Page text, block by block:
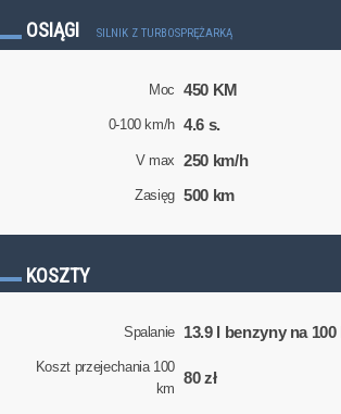
OSIĄGI SILNIK Z TURBOSPRĘŻARKĄ
Moc 450 KM
0-100 km/h 4.6 s.
V max 250 km/h
Zasięg 500 km
KOSZTY
Spalanie 13.9 l benzyny na 100
Koszt przejechania 100
km
80 zł